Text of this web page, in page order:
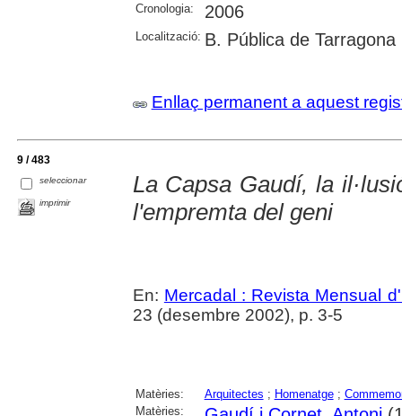
Cronologia: 2006
Localització: B. Pública de Tarragona
Enllaç permanent a aquest
9 / 483
seleccionar
imprimir
La Capsa Gaudí, la
l'empremta del geni
En: Mercadal : Revista Mensual
23 (desembre 2002), p. 3-5
Matèries: Arquitectes ; Homenatge;
Matèries: